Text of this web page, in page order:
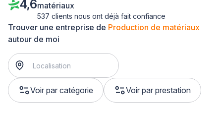
Trouver une entreprise de Production de matériaux
autour de moi
Voir par catégorie Voir par prestation
4,6matériaux
537 clients nous ont déjà fait confiance